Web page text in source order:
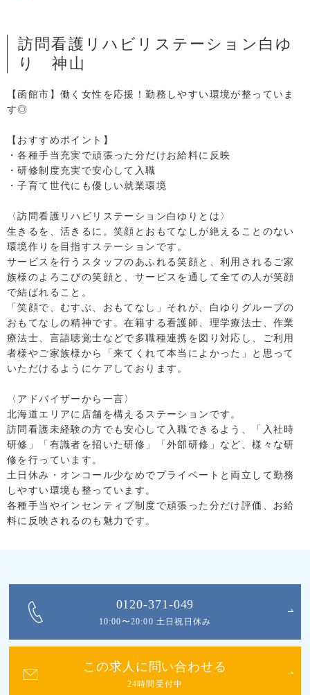
訪問看護リハビリステーション白ゆ
り 神山
【函館市】働く女性を応援！勤務しやすい環境が整っていま
す◎
【おすすめポイント】
・各種手当充実で頑張った分だけお給料に反映
・研修制度充実で安心して入職
・子育て世代にも優しい就業環境
〈訪問看護リハビリステーション白ゆりとは〉
生きるを、活きるに。笑顔とおもてなしが絶えることのない
環境作りを目指すステーションです。
サービスを行うスタッフのあふれる笑顔と、利用されるご家
族様のよろこびの笑顔と、サービスを通して全ての人が笑顔
で結ばれること。
「笑顔で、むすぶ、おもてなし」それが、白ゆりグループの
おもてなしの精神です。在籍する看護師、理学療法士、作業
療法士、言語聴覚士などで多職種連携を図り対応し、ご利用
者様やご家族様から「来てくれて本当によかった」と思って
いただけるようにケアしております。
〈アドバイザーから一言〉
北海道エリアに店舗を構えるステーションです。
訪問看護未経験の方でも安心して入職できるよう、「入社時
研修」「有識者を招いた研修」「外部研修」など、様々な研
修を行っています。
土日休み・オンコール少なめでプライベートと両立して勤務
しやすい環境も整っています。
各種手当やインセンティブ制度で頑張った分だけ評価、お給
料に反映されるのも魅力です。
0120-371-049
10:00〜20:00 土日祝日休み
この求人に問い合わせる
24時間受付中